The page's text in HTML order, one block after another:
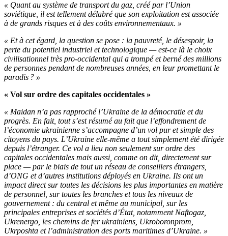
« Quant au système de transport du gaz, créé par l’Union
soviétique, il est tellement délabré que son exploitation est associée
à de grands risques et à des coûts environnementaux. »
« Et à cet égard, la question se pose : la pauvreté, le désespoir, la
perte du potentiel industriel et technologique — est-ce là le choix
civilisationnel très pro-occidental qui a trompé et berné des millions
de personnes pendant de nombreuses années, en leur promettant le
paradis ? »
« Vol sur ordre des capitales occidentales »
« Maidan n’a pas rapproché l’Ukraine de la démocratie et du
progrès. En fait, tout s’est résumé au fait que l’effondrement de
l’économie ukrainienne s’accompagne d’un vol pur et simple des
citoyens du pays. L’Ukraine elle-même a tout simplement été dirigée
depuis l’étranger. Ce vol a lieu non seulement sur ordre des
capitales occidentales mais aussi, comme on dit, directement sur
place — par le biais de tout un réseau de conseillers étrangers,
d’ONG et d’autres institutions déployés en Ukraine. Ils ont un
impact direct sur toutes les décisions les plus importantes en matière
de personnel, sur toutes les branches et tous les niveaux de
gouvernement : du central et même au municipal, sur les
principales entreprises et sociétés d’État, notamment Naftogaz,
Ukrenergo, les chemins de fer ukrainiens, Ukroboronprom,
Ukrposhta et l’administration des ports maritimes d’Ukraine. »